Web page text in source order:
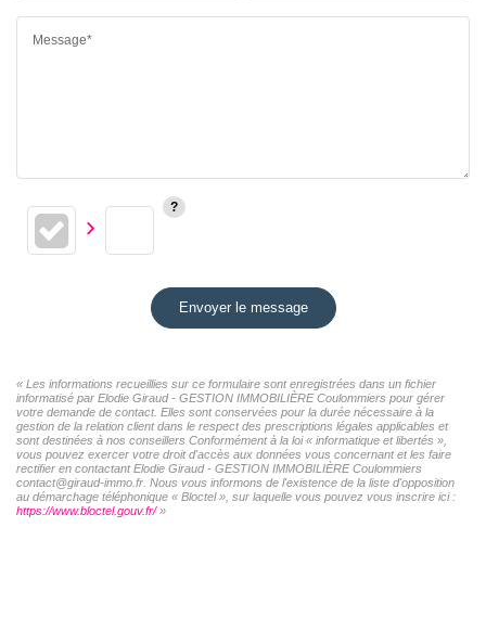
Message*
Envoyer le message
« Les informations recueillies sur ce formulaire sont enregistrées dans un fichier
informatisé par Elodie Giraud - GESTION IMMOBILIÈRE Coulommiers pour gérer
votre demande de contact. Elles sont conservées pour la durée nécessaire à la
gestion de la relation client dans le respect des prescriptions légales applicables et
sont destinées à nos conseillers Conformément à la loi « informatique et libertés »,
vous pouvez exercer votre droit d'accès aux données vous concernant et les faire
rectifier en contactant Elodie Giraud - GESTION IMMOBILIÈRE Coulommiers
contact@giraud-immo.fr. Nous vous informons de l'existence de la liste d'opposition
au démarchage téléphonique « Bloctel », sur laquelle vous pouvez vous inscrire ici :
https://www.bloctel.gouv.fr/»